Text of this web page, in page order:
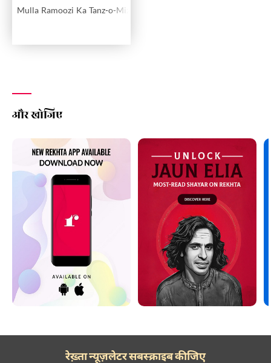
Mulla Ramoozi Ka Tanz-o-Mizah Aur Shairi
और खोजिए
रेख़्ता न्यूज़लेटर सबस्क्राइब कीजिए